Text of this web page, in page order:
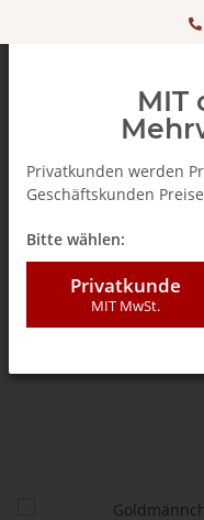
+
506
MIT
Privatkunden werden
Geschäftskunden
Bitte wählen:
Privatkunde
MIT MwSt.